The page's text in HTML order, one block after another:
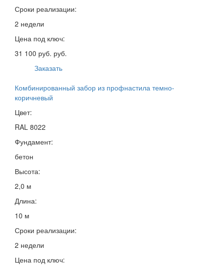
Сроки реализации:
2 недели
Цена под ключ:
31 100 руб. руб.
Заказать
Комбинированный забор из профнастила темно-
коричневый
Цвет:
RAL 8022
Фундамент:
бетон
Высота:
2,0 м
Длина:
10 м
Сроки реализации:
2 недели
Цена под ключ: